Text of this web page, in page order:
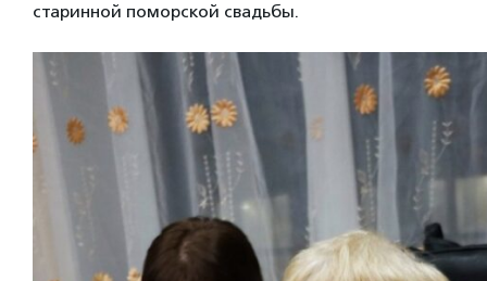
старинной поморской свадьбы.